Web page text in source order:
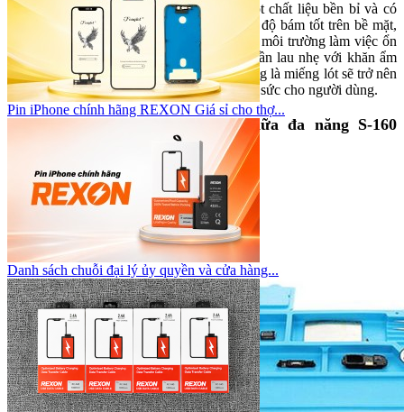
Sản phẩm được làm từ silicon cao cấp, một chất liệu bền bỉ và có
khả năng chống mài mòn tốt. Miếng lót có độ bám tốt trên bề mặt,
không bị trượt khi thao tác, giúp tạo ra một môi trường làm việc ổn
định. Hơn nữa, silicon rất dễ vệ sinh, chỉ cần lau nhẹ với khăn ẩm
hoặc sử dụng dung dịch vệ sinh chuyên dụng là miếng lót sẽ trở nên
sạch sẽ như mới, tiết kiệm thời gian và công sức cho người dùng.
Công dụng của miếng lót sửa chữa đa năng S-160
Pin iPhone chính hãng REXON Giá sỉ cho thợ...
Danh sách chuỗi đại lý ủy quyền và cửa hàng...